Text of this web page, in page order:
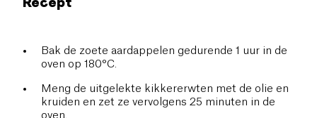
Bak de zoete aardappelen gedurende 1 uur in de
oven op 180°C.
Meng de uitgelekte kikkererwten met de olie en
kruiden en zet ze vervolgens 25 minuten in de
oven.